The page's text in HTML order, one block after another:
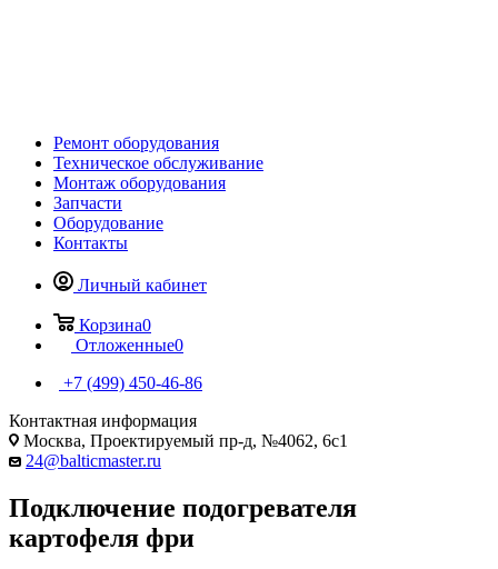
Ремонт оборудования
Техническое обслуживание
Монтаж оборудования
Запчасти
Оборудование
Контакты
Личный кабинет
Корзина0
Отложенные0
+7 (499) 450-46-86
Контактная информация
Москва, Проектируемый пр-д, №4062, 6с1
24@balticmaster.ru
Подключение подогревателя
картофеля фри